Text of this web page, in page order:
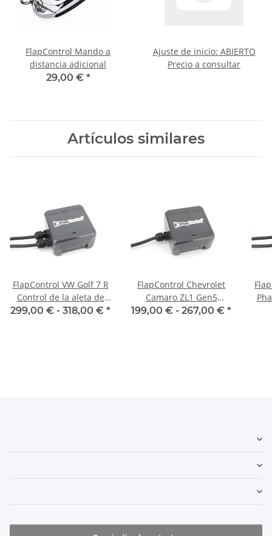
FlapControl Mando a
distancia adicional
29,00 € *
Ajuste de inicio: ABIERTO
Precio a consultar
Artículos similares
FlapControl VW Golf 7 R
Control de la aleta de
escape
299,00 € - 318,00 € *
FlapControl Chevrolet
Camaro ZL1 Gen5
Control de la aleta de
199,00 € - 267,00 € *